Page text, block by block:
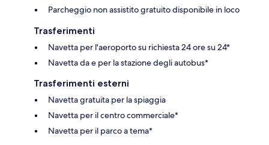
Parcheggio non assistito gratuito disponibile in loco
Trasferimenti
Navetta per l'aeroporto su richiesta 24 ore su 24*
Navetta da e per la stazione degli autobus*
Trasferimenti esterni
Navetta gratuita per la spiaggia
Navetta per il centro commerciale*
Navetta per il parco a tema*